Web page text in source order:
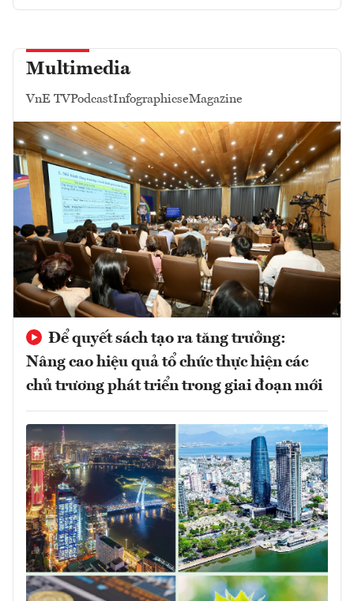
Multimedia
VnE TVPodcastInfographicseMagazine
Để quyết sách tạo ra tăng trưởng:
Nâng cao hiệu quả tổ chức thực hiện các
chủ trương phát triển trong giai đoạn mới